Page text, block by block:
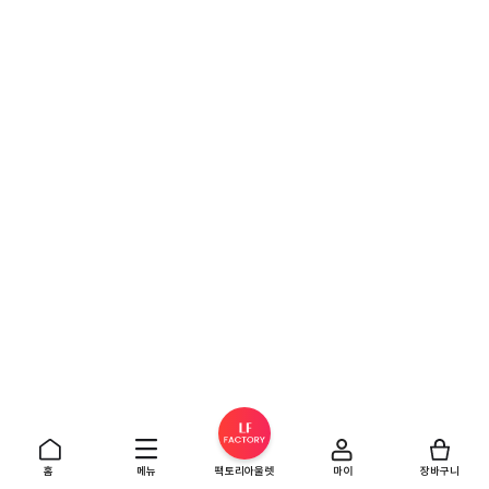
홈 메뉴 팩토리아울렛 마이 장바구니